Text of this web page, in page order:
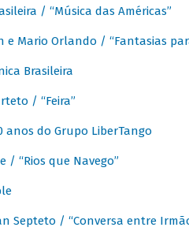
/ “Música das Américas”
e Mario Orlando / “Fantasias
Brasileira
/ “Feira”
anos do Grupo LiberTango
/ “Rios que Navego”
Septeto / “Conversa entre